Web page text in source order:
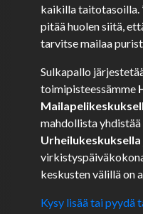
kaikilla taitotasoilla.
pitää huolen siitä,
tarvitse mailaa
Sulkapallo
toimipisteessämme
mahdollista yhdistää
Urheilukeskuksella
keskusten välillä on
Kysy lisää tai pyydä